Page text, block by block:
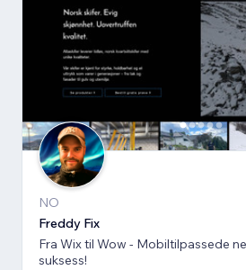
NO
Freddy Fix
Fra Wix til Wow - Mobiltilpassede
suksess!